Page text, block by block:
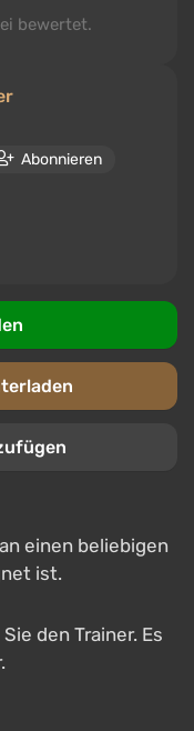
Abonnieren
bewertet.
einen beliebigen
ist.
den Trainer. Es